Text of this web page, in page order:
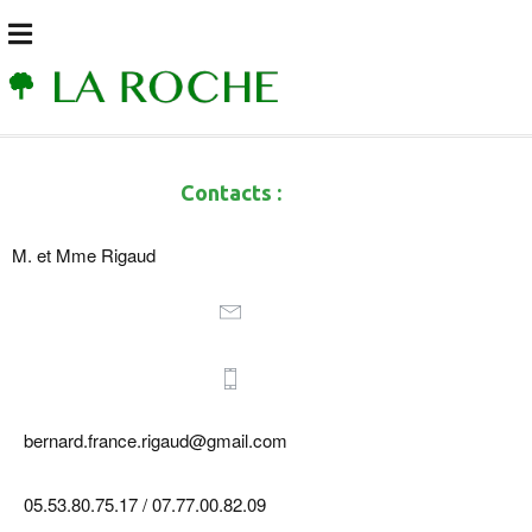
Contacts :
M. et Mme Rigaud
bernard.france.rigaud@gmail.com
05.53.80.75.17 / 07.77.00.82.09